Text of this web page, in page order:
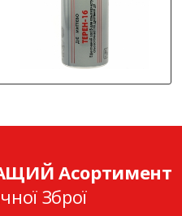
Асортимент
Зброї